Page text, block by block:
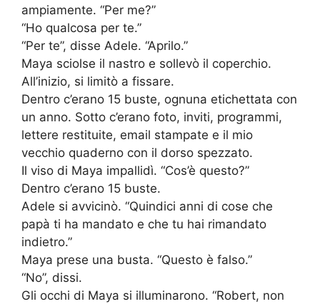
ampiamente. “Per me?”
“Ho qualcosa per te.”
“Per te”, disse Adele. “Aprilo.”
Maya sciolse il nastro e sollevò il coperchio.
All’inizio, si limitò a fissare.
Dentro c’erano 15 buste, ognuna etichettata con
un anno. Sotto c’erano foto, inviti, programmi,
lettere restituite, email stampate e il mio
vecchio quaderno con il dorso spezzato.
Il viso di Maya impallidì. “Cos’è questo?”
Dentro c’erano 15 buste.
Adele si avvicinò. “Quindici anni di cose che
papà ti ha mandato e che tu hai rimandato
indietro.”
Maya prese una busta. “Questo è falso.”
“No”, dissi.
Gli occhi di Maya si illuminarono. “Robert, non